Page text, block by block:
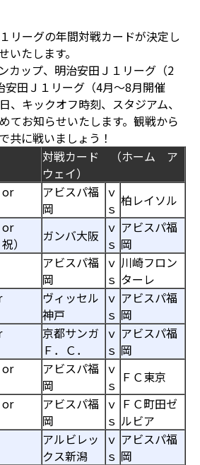
リーグの年間対戦カードが決定し
いたします。
カップ、明治安田Ｊ１リーグ（2
安田Ｊ１リーグ（4月～8月開催
、キックオフ時刻、スタジアム、
てお知らせいたします。観戦から
共に戦いましょう！
対戦カード （ホーム ア
ウェイ）
or
アビスパ福
岡
ｖ
ｓ 柏レイソル
or
）
ガンバ大阪 ｖ
ｓ
アビスパ福
岡
アビスパ福
岡
ｖ
ｓ
川崎フロン
ターレ
ヴィッセル
神戸
ｖ
ｓ
アビスパ福
岡
京都サンガ
Ｆ．Ｃ．
ｖ
ｓ
アビスパ福
岡
or
アビスパ福
岡
ｖ
ｓ ＦＣ東京
or
アビスパ福
岡
ｖ
ｓ
ＦＣ町田ゼ
ルビア
アルビレッ
クス新潟
ｖ
ｓ
アビスパ福
岡